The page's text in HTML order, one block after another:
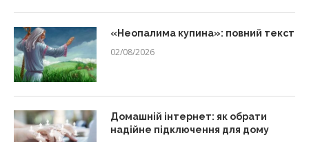
«Неопалима купина»: повний текст
02/08/2026
Домашній інтернет: як обрати
надійне підключення для дому